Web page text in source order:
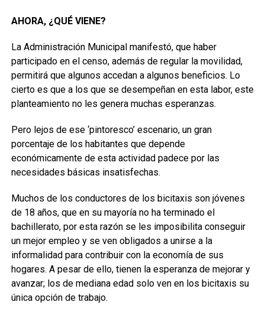
AHORA, ¿QUÉ VIENE?
La Administración Municipal manifestó, que haber
participado en el censo, además de regular la movilidad,
permitirá que algunos accedan a algunos beneficios. Lo
cierto es que a los que se desempeñan en esta labor, este
planteamiento no les genera muchas esperanzas.
Pero lejos de ese ‘pintoresco’ escenario, un gran
porcentaje de los habitantes que depende
económicamente de esta actividad padece por las
necesidades básicas insatisfechas.
Muchos de los conductores de los bicitaxis son jóvenes
de 18 años, que en su mayoría no ha terminado el
bachillerato, por esta razón se les imposibilita conseguir
un mejor empleo y se ven obligados a unirse a la
informalidad para contribuir con la economía de sus
hogares. A pesar de ello, tienen la esperanza de mejorar y
avanzar; los de mediana edad solo ven en los bicitaxis su
única opción de trabajo.